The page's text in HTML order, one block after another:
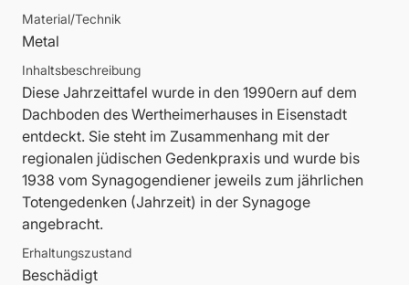
Material/Technik
Metal
Inhaltsbeschreibung
Diese Jahrzeittafel wurde in den 1990ern auf dem
Dachboden des Wertheimerhauses in Eisenstadt
entdeckt. Sie steht im Zusammenhang mit der
regionalen jüdischen Gedenkpraxis und wurde bis
1938 vom Synagogendiener jeweils zum jährlichen
Totengedenken (Jahrzeit) in der Synagoge
angebracht.
Erhaltungszustand
Beschädigt